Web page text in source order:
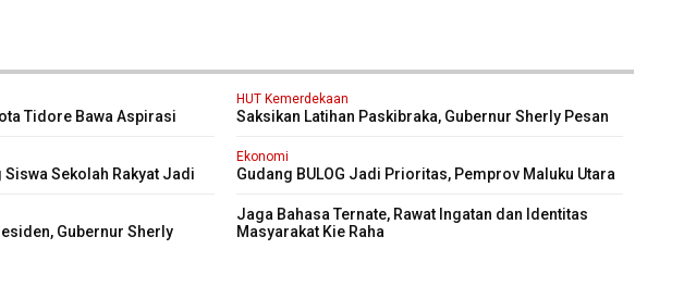
Tidore Bawa Aspirasi
HUT Kemerdekaan
Saksikan Latihan Paskibraka, Gubernur Sherly Pesan
Sekolah Rakyat Jadi
Ekonomi
Gudang BULOG Jadi Prioritas, Pemprov Maluku Utara
Gubernur Sherly
Jaga Bahasa Ternate, Rawat Ingatan dan Identitas
Masyarakat Kie Raha